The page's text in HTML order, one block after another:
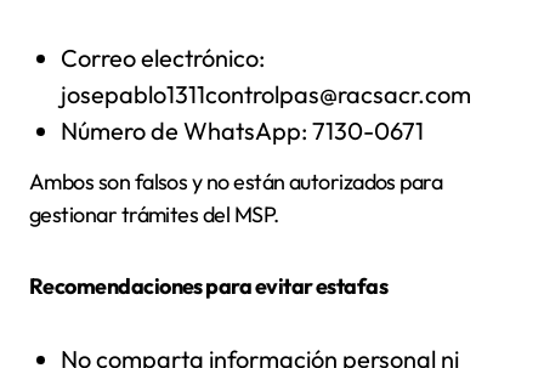
Correo electrónico:
josepablo1311controlpas@racsacr.com
Número de WhatsApp: 7130-0671
Ambos son falsos y no están autorizados para
gestionar trámites del MSP.
Recomendaciones para evitar estafas
No comparta información personal ni